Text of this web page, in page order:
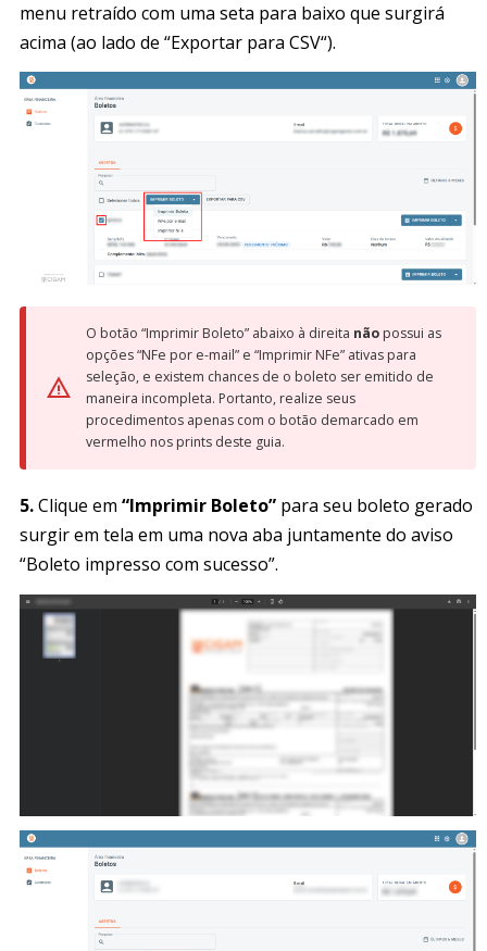
menu retraído com uma seta para baixo que surgirá
acima (ao lado de “Exportar para CSV“).
O botão “Imprimir Boleto” abaixo à direita não possui as
opções “NFe por e-mail” e “Imprimir NFe” ativas para
seleção, e existem chances de o boleto ser emitido de
maneira incompleta. Portanto, realize seus
procedimentos apenas com o botão demarcado em
vermelho nos prints deste guia.
5.Clique em “Imprimir Boleto” para seu boleto gerado
surgir em tela em uma nova aba juntamente do aviso
“Boleto impresso com sucesso”.